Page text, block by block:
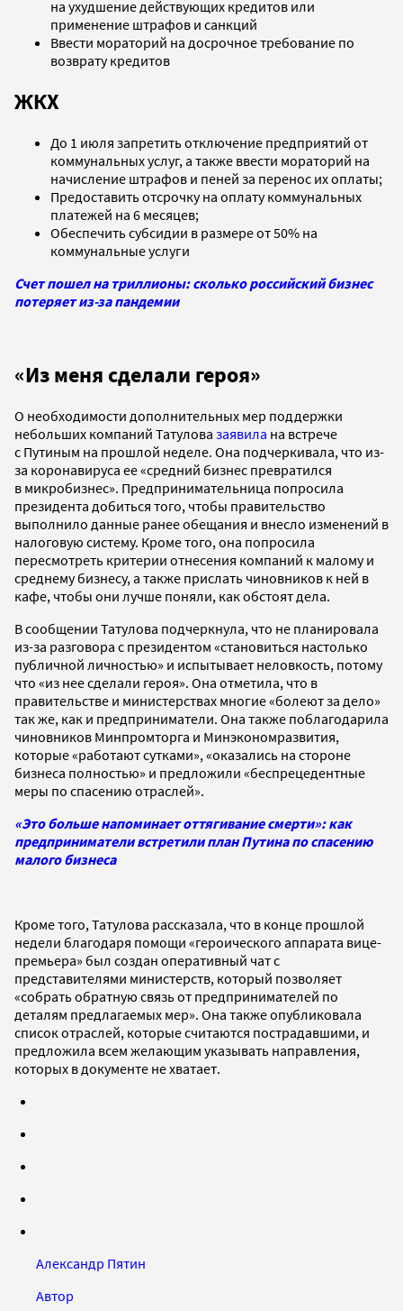
на ухудшение действующих кредитов или
применение штрафов и санкций
Ввести мораторий на досрочное требование по
возврату кредитов
ЖКХ
До 1 июля запретить отключение предприятий от
коммунальных услуг, а также ввести мораторий на
начисление штрафов и пеней за перенос их оплаты;
Предоставить отсрочку на оплату коммунальных
платежей на 6 месяцев;
Обеспечить субсидии в размере от 50% на
коммунальные услуги
Счет пошел на триллионы: сколько российский бизнес
потеряет из-за пандемии
«Из меня сделали героя»
О необходимости дополнительных мер поддержки
небольших компаний Татулова заявила на встрече
с Путиным на прошлой неделе. Она подчеркивала, что из-
за коронавируса ее «средний бизнес превратился
в микробизнес». Предпринимательница попросила
президента добиться того, чтобы правительство
выполнило данные ранее обещания и внесло изменений в
налоговую систему. Кроме того, она попросила
пересмотреть критерии отнесения компаний к малому и
среднему бизнесу, а также прислать чиновников к ней в
кафе, чтобы они лучше поняли, как обстоят дела.
В сообщении Татулова подчеркнула, что не планировала
из-за разговора с президентом «становиться настолько
публичной личностью» и испытывает неловкость, потому
что «из нее сделали героя». Она отметила, что в
правительстве и министерствах многие «болеют за дело»
так же, как и предприниматели. Она также поблагодарила
чиновников Минпромторга и Минэкономразвития,
которые «работают сутками», «оказались на стороне
бизнеса полностью» и предложили «беспрецедентные
меры по спасению отраслей».
«Это больше напоминает оттягивание смерти»: как
предприниматели встретили план Путина по спасению
малого бизнеса
Кроме того, Татулова рассказала, что в конце прошлой
недели благодаря помощи «героического аппарата вице-
премьера» был создан оперативный чат с
представителями министерств, который позволяет
«собрать обратную связь от предпринимателей по
деталям предлагаемых мер». Она также опубликовала
список отраслей, которые считаются пострадавшими, и
предложила всем желающим указывать направления,
которых в документе не хватает.
Александр Пятин
Автор